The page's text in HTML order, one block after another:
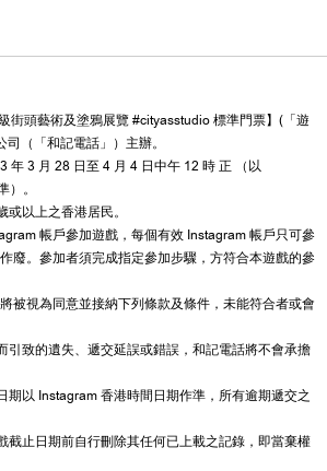
街頭藝術及塗鴉展覽 #cityasstudio 標準門票】(「遊
（「和記電話」）主辦。
年 3 月 28 日至 4 月 4 日中午 12 時 正 （以
）。
或以上之香港居民。
帳戶參加遊戲，每個有效 Instagram 帳戶只可參
廢。參加者須完成指定參加步驟，方符合本遊戲的參
被視為同意並接納下列條款及條件，未能符合者或會
引致的遺失、遞交延誤或錯誤，和記電話將不會承擔
期以 Instagram 香港時間日期作準，所有逾期遞交之
截止日期前自行刪除其任何已上載之記錄，即當棄權